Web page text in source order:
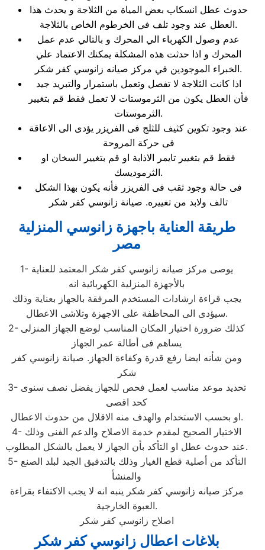
حدوث عطل انسكاب بعض المياة من الثلاجة و يحدث هذا
العطل عند وجود تلف في الخرطوم الخاص بالثلاجة.
عدم وصول الكهرباء الي المحرك و بالتالي عدم عمل
المحرك و اذا حدثت هذه المشكلة يمكنك الاعتماد علي
الخبراء الموجودين في مركز صيانه زانوسي كفر شكر.
اذا كانت الثلاجة لا تفصل وتعمل باستمرار والتبريد جيد
فأن العطل يكون من الثرموستات لا تعمل فقط قم بتغيير
الثرموستات.
عند وجود تكوين كثيف للثلج فى الفريزر يؤدى الى الاعاقة
فى حركة المروحة
فقط قم بتغيير تايمر الاذابة او قم بتغيير السخان او
الثرموديسك.
فى حالة وجود ثقب فى الفريزر فأنه يكون بهذا الشكل
تالف ولابد من تغييره. صيانة زانوسي كفر شكر
طريقة العناية باجهزة زانوسي المنزلية
مصر
1- يوصى مركز صيانه زانوسي كفر شكر المعتمد للعناية
بالأجهزة المنزلية الكهربائية انه
يجب قراءة ارشادات المستخدم المرفقة بالجهاز بعناية وذلك
سيؤدى الى المحاظفة على الاجهزة وتلاشى الاعطال.
2- كذلك ضرورة اختيار المكان المناسب لوضع الجهاز المنزلى
يساهم فى أطالة عمر الجهاز
ومن شأنه ايضا رفع قدرة وكفاءة الجهاز. صيانة زانوسي كفر
شكر
3- تحديد موعد مناسب لعمل فحص للجهاز يفضل نصف سنوى
كحد اقصى
او بحسب الاستخدام والهدف منه الاقلال من حدوث الاعطال.
4- الاختيار الصحيح لمقدم خدمة الاصلاح والدعم الفنى وذلك
عند حدوث عطل او التأكد بأن الجهاز لا يعمل بالشكل المطلوب.
5- التأكد من أصلية قطع الغيار وذلك بالتدقيق الجيد لبلد الصنع
والمنشأ
مركز صيانه زانوسي كفر شكر ينبه انه لا يجب الاكتفاء بقراءة
العبوة الخارجية.
اصلاح زانوسي كفر شكر
بلاغات اعطال زانوسي كفر شكر